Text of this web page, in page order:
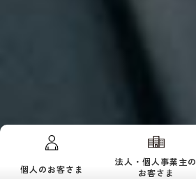
個人のお客さま
法人・個人事業主の
お客さま